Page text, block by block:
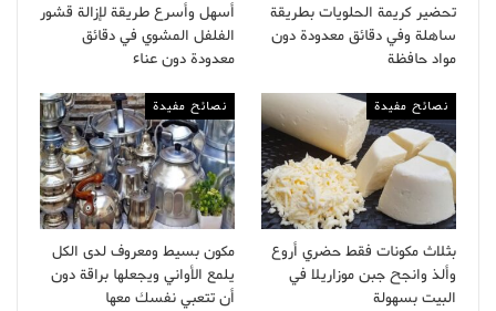
تحضير كريمة الحلويات بطريقة
ساهلة وفي دقائق معدودة دون
مواد حافظة
أسهل وأسرع طريقة لإزالة قشور
الفلفل المشوي في دقائق
معدودة دون عناء
نصائح مفيدة
بثلاث مكونات فقط حضري أروع
وألذ وانجح جبن موزاريلا في
البيت بسهولة
نصائح مفيدة
مكون بسيط ومعروف لدى الكل
يلمع الأواني ويجعلها براقة دون
أن تتعبي نفسك معها